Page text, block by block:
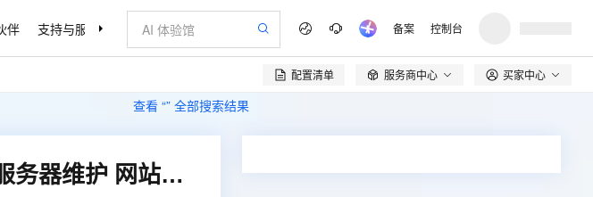
伴 支持与服务 了解阿里云
查看 “” 全部搜索结果
备案 控制台
配置清单  服务商中心 买家中心
服务器维护 云服务器安全代维 运维服务包年 服务器维护 网站维护外包